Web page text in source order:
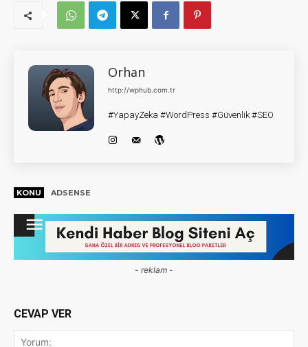
Orhan
http://wphub.com.tr
#YapayZeka #WordPress #Güvenlik #SEO
KONU ADSENSE
- reklam -
CEVAP VER